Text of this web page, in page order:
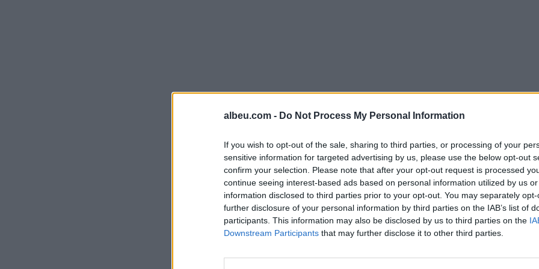
albeu.com - Do Not Process My Personal Information
If you wish to opt-out of the sale, sharing to third parties, or processing of your
sensitive information for targeted advertising by us, please use the below opt-out
confirm your selection. Please note that after your opt-out request is processed
continue seeing interest-based ads based on personal information utilized by us
information disclosed to third parties prior to your opt-out. You may separately
further disclosure of your personal information by third parties on the IAB’s list of
participants. This information may also be disclosed by us to third parties on the
Downstream Participants that may further disclose it to other third parties.